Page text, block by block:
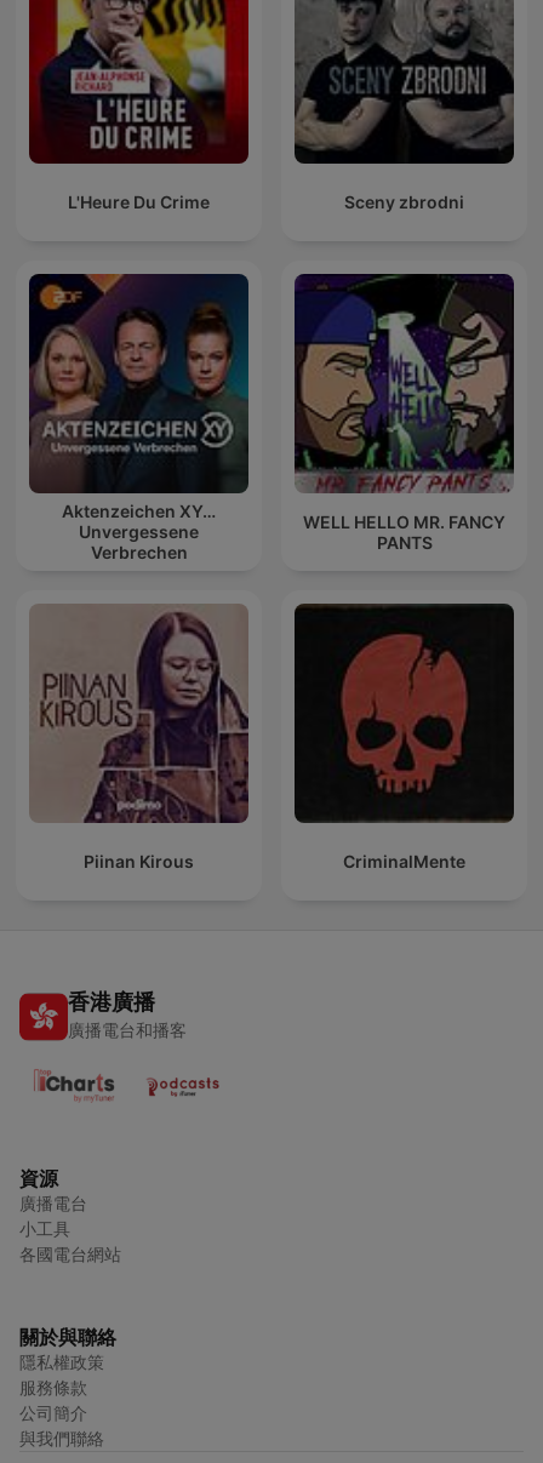
L'Heure Du Crime Sceny zbrodni
Aktenzeichen XY…
Unvergessene
Verbrechen
WELL HELLO MR. FANCY
PANTS
Piinan Kirous CriminalMente
香港廣播
廣播電台和播客
資源
廣播電台
小工具
各國電台網站
關於與聯絡
隱私權政策
服務條款
公司簡介
與我們聯絡